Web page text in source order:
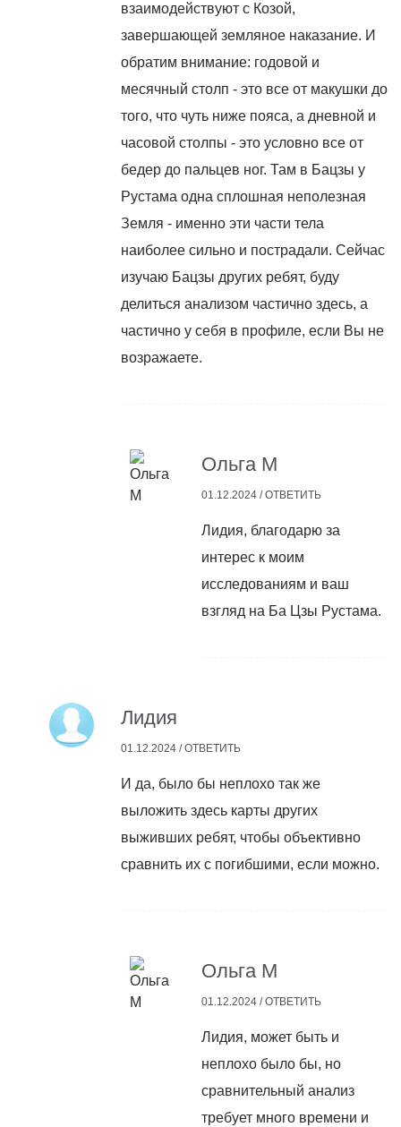
взаимодействуют с Козой,
завершающей земляное наказание. И
обратим внимание: годовой и
месячный столп - это все от макушки до
того, что чуть ниже пояса, а дневной и
часовой столпы - это условно все от
бедер до пальцев ног. Там в Бацзы у
Рустама одна сплошная неполезная
Земля - именно эти части тела
наиболее сильно и пострадали. Сейчас
изучаю Бацзы других ребят, буду
делиться анализом частично здесь, а
частично у себя в профиле, если Вы не
возражаете.
Ольга М
01.12.2024 /ОТВЕТИТЬ
Лидия, благодарю за
интерес к моим
исследованиям и ваш
взгляд на Ба Цзы Рустама.
Лидия
01.12.2024 /ОТВЕТИТЬ
И да, было бы неплохо так же
выложить здесь карты других
выживших ребят, чтобы объективно
сравнить их с погибшими, если можно.
Ольга М
01.12.2024 /ОТВЕТИТЬ
Лидия, может быть и
неплохо было бы, но
сравнительный анализ
требует много времени и